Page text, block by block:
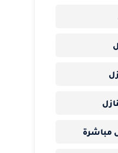
مباشرة